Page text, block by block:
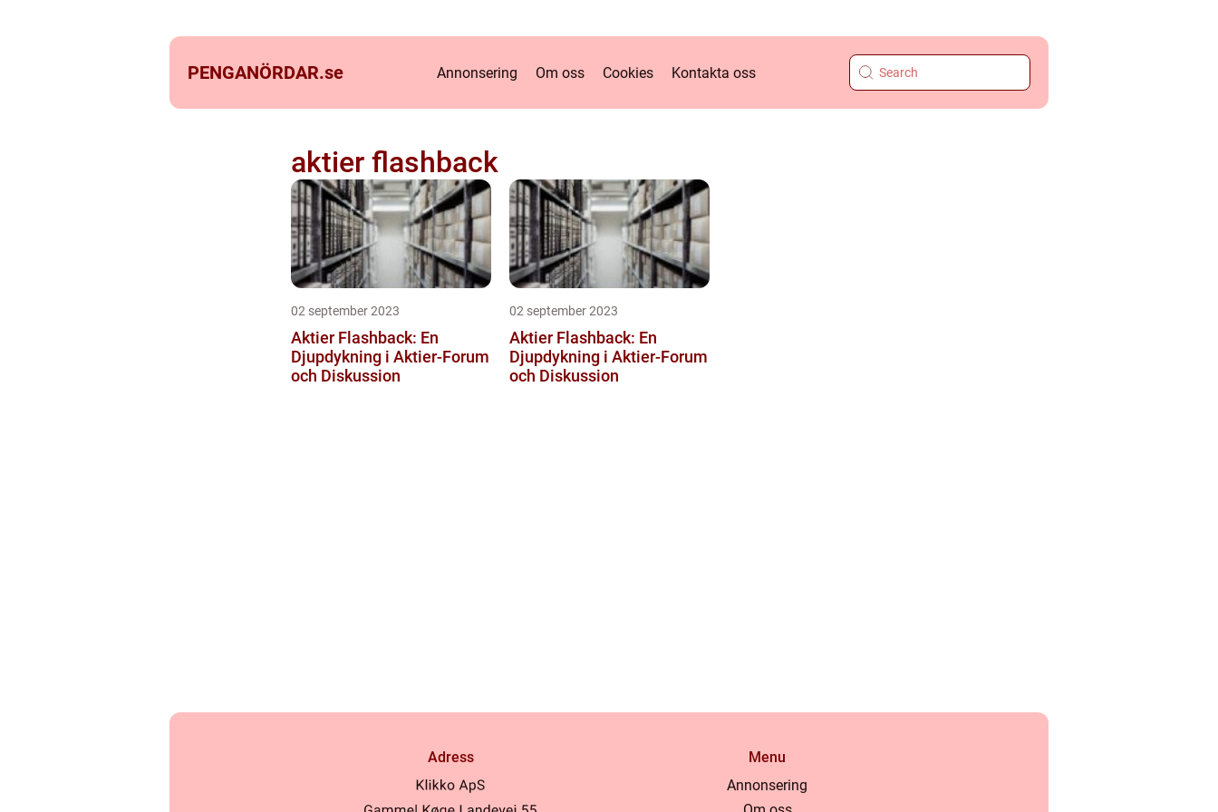
PENGANÖRDAR.se Annonsering Om oss Cookies Kontakta oss
aktier flashback
02 september 2023
Aktier Flashback: En
Djupdykning i Aktier-Forum
och Diskussion
02 september 2023
Aktier Flashback: En
Djupdykning i Aktier-Forum
och Diskussion
Adress
Menu
Annonsering